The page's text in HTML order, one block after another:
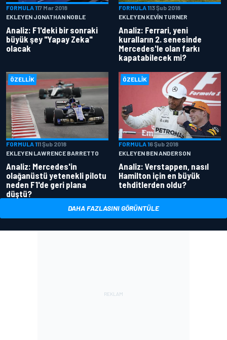
FORMULA 117 Mar 2018
EKLEYEN JONATHAN NOBLE
Analiz: F1'deki bir sonraki
büyük şey "Yapay Zeka"
olacak
FORMULA 113 Şub 2018
EKLEYEN KEVIN TURNER
Analiz: Ferrari, yeni
kuralların 2. senesinde
Mercedes'le olan farkı
kapatabilecek mi?
ÖZELLIK
FORMULA 111 Şub 2018
EKLEYEN LAWRENCE BARRETTO
Analiz: Mercedes'in
olağanüstü yetenekli pilotu
neden F1'de geri plana
düştü?
ÖZELLIK
FORMULA 16 Şub 2018
EKLEYEN BEN ANDERSON
Analiz: Verstappen, nasıl
Hamilton için en büyük
tehditlerden oldu?
DAHA FAZLASINI GÖRÜNTÜLE